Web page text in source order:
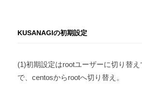
KUSANAGIの初期設定
(1)初期設定はrootユーザーに切り替
で、centosからrootへ切り替え。